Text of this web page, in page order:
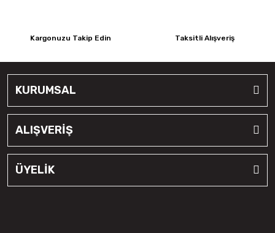
Kargonuzu Takip Edin Taksitli Alışveriş
KURUMSAL
ALIŞVERİŞ
ÜYELİK